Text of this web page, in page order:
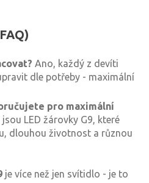
Ano, každý z devíti
dle potřeby - maximální
pro maximální
LED žárovky G9, které
dlouhou životnost a různou
je více než jen svítidlo - je to